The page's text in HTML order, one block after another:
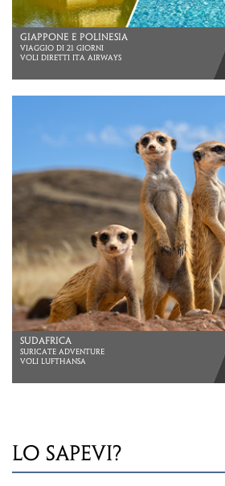
GIAPPONE E POLINESIA
VIAGGIO DI 21 GIORNI
VOLI DIRETTI ITA AIRWAYS
SUDAFRICA
SURICATE ADVENTURE
VOLI LUFTHANSA
LO SAPEVI?